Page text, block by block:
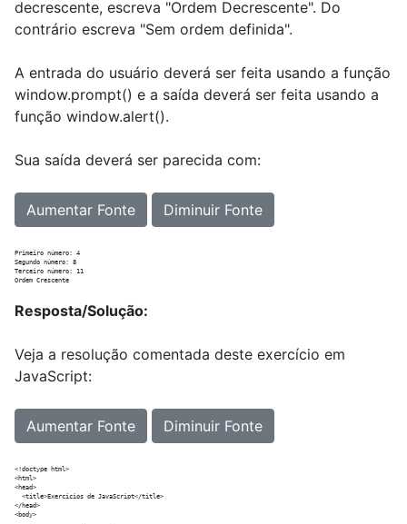
decrescente, escreva "Ordem Decrescente". Do
contrário escreva "Sem ordem definida".
A entrada do usuário deverá ser feita usando a função
window.prompt() e a saída deverá ser feita usando a
função window.alert().
Sua saída deverá ser parecida com:
Aumentar Fonte Diminuir Fonte
Primeiro número: 4
Segundo número: 8
Terceiro número: 11
Resposta/Solução:
Veja a resolução comentada deste exercício em
JavaScript:
Aumentar Fonte Diminuir Fonte
<!doctype html>
<html>
<head>
  <title>Exercícios de JavaScript</title>
</head>
<body>